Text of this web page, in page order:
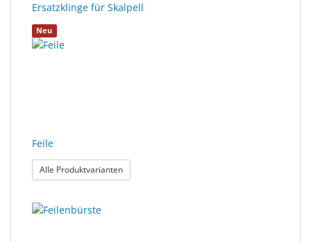
Ersatzklinge für Skalpell
Neu
Feile
Alle Produktvarianten: Feile